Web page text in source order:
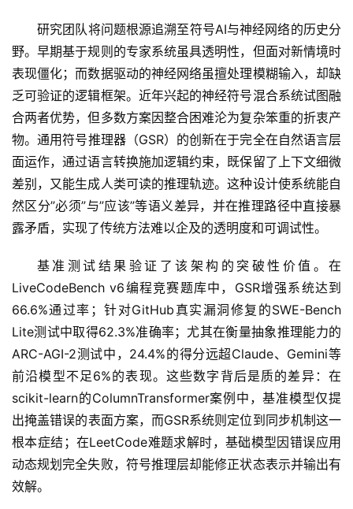
研究团队将问题根源追溯至符号AI与神经网络的历史分
野。早期基于规则的专家系统虽具透明性，但面对新情境时
表现僵化；而数据驱动的神经网络虽擅处理模糊输入，却缺
乏可验证的逻辑框架。近年兴起的神经符号混合系统试图融
合两者优势，但多数方案因整合困难沦为复杂笨重的折衷产
物。通用符号推理器（GSR）的创新在于完全在自然语言层
面运作，通过语言转换施加逻辑约束，既保留了上下文细微
差别，又能生成人类可读的推理轨迹。这种设计使系统能自
然区分”必须”与”应该”等语义差异，并在推理路径中直接暴
露矛盾，实现了传统方法难以企及的透明度和可调试性。
基准测试结果验证了该架构的突破性价值。在
LiveCodeBench v6编程竞赛题库中，GSR增强系统达到
66.6%通过率；针对GitHub真实漏洞修复的SWE-Bench
Lite测试中取得62.3%准确率；尤其在衡量抽象推理能力的
ARC-AGI-2测试中，24.4%的得分远超Claude、Gemini等
前沿模型不足6%的表现。这些数字背后是质的差异：在
scikit-learn的ColumnTransformer案例中，基准模型仅提
出掩盖错误的表面方案，而GSR系统则定位到同步机制这一
根本症结；在LeetCode难题求解时，基础模型因错误应用
动态规划完全失败，符号推理层却能修正状态表示并输出有
效解。